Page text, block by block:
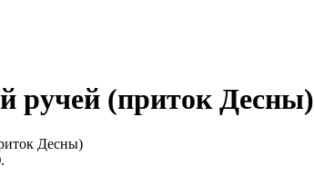
ручей (приток Десны)